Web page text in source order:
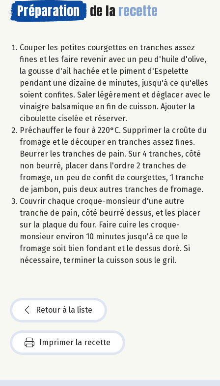
Préparation de la recette
Couper les petites courgettes en tranches assez
fines et les faire revenir avec un peu d'huile d'olive,
la gousse d'ail hachée et le piment d'Espelette
pendant une dizaine de minutes, jusqu'à ce qu'elles
soient confites. Saler légèrement et déglacer avec le
vinaigre balsamique en fin de cuisson. Ajouter la
ciboulette ciselée et réserver.
Préchauffer le four à 220°C. Supprimer la croûte du
fromage et le découper en tranches assez fines.
Beurrer les tranches de pain. Sur 4 tranches, côté
non beurré, placer dans l'ordre 2 tranches de
fromage, un peu de confit de courgettes, 1 tranche
de jambon, puis deux autres tranches de fromage.
Couvrir chaque croque-monsieur d'une autre
tranche de pain, côté beurré dessus, et les placer
sur la plaque du four. Faire cuire les croque-
monsieur environ 10 minutes jusqu'à ce que le
fromage soit bien fondant et le dessus doré. Si
nécessaire, terminer la cuisson sous le gril.
Retour à la liste
Imprimer la recette